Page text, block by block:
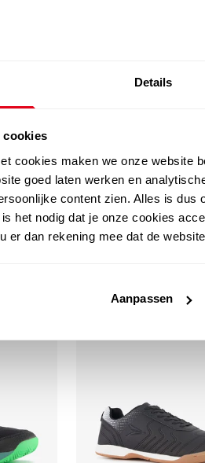
Details
cookies
cookies maken we onze website
goed laten werken en
content zien. Alles is dus
het nodig dat je onze cookies
er dan rekening mee dat de
Aanpassen
merken